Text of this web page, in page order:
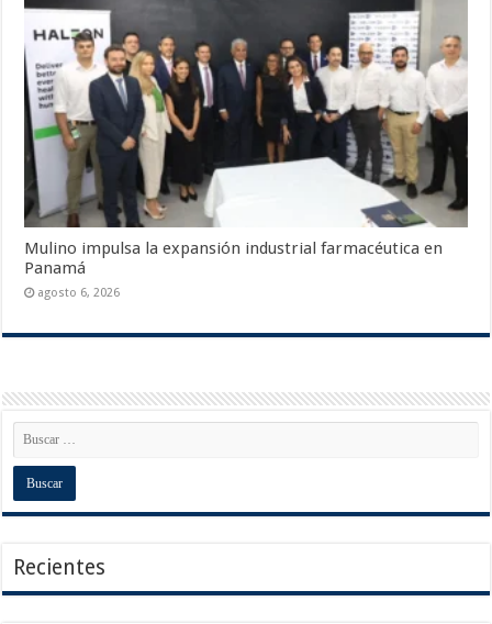
Mulino impulsa la expansión industrial farmacéutica en
Panamá
agosto 6, 2026
Recientes